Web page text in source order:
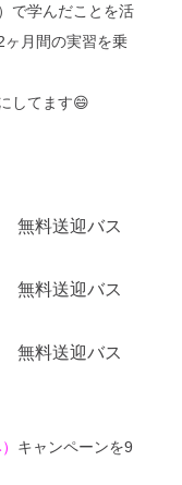
で学んだことを活
月間の実習を乗
してます😄
料送迎バス
料送迎バス
料送迎バス
キャンペーンを9